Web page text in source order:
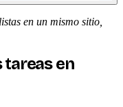
en un mismo sitio,
tareas en